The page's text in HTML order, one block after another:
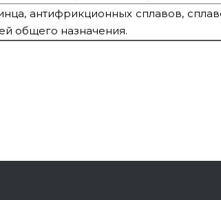
антифрикционных сплавов,
общего назначения.